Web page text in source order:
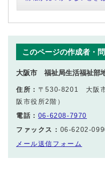
このページの作成者・
大阪市 福祉局生活福祉部
住所： 〒530-8201 大阪
阪市役所2階）
電話： 06-6208-7970
ファックス： 06-6202-
メール送信フォーム